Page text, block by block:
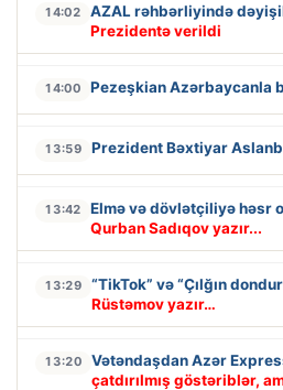
14:02 AZAL rəhbərliyində
Prezidentə verildi
14:00 Pezeşkian Azərbaycanla
13:59 Prezident Bəxtiyar
13:42 Elmə və dövlətçiliyə həsr
Qurban Sadıqov yazır...
13:29 “TikTok” və “Çılğın
Rüstəmov yazır…
13:20 Vətəndaşdan Azər
çatdırılmış göstəriblər,